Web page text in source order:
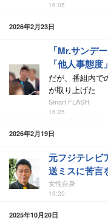
16:05
2026年2月23日
「Mr.サンデ
「他人事態
だが、番組内で
が取り上げた
Smart FLASH
16:25
2026年2月19日
元フジテレビ
送ミスに苦言
女性自身
19:20
2025年10月20日